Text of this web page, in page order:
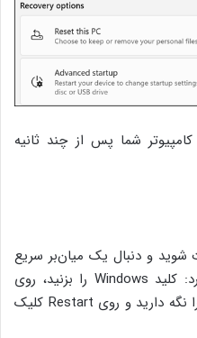
پس از کلیک روی Restart now کامپیوتر شما پس از چند ثانیه
شوید و دنبال یک میان‌بر سریع
هستید، یک راه کارآمدتر وجود دارد: کلید Windows را بزنید، روی
نماد پاور کلیک کنید، سپس Shift را نگه دارید و روی Restart کلیک